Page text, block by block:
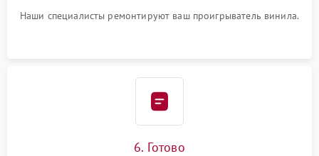
Наши специалисты ремонтируют ваш проигрыватель винила.
6. Готово